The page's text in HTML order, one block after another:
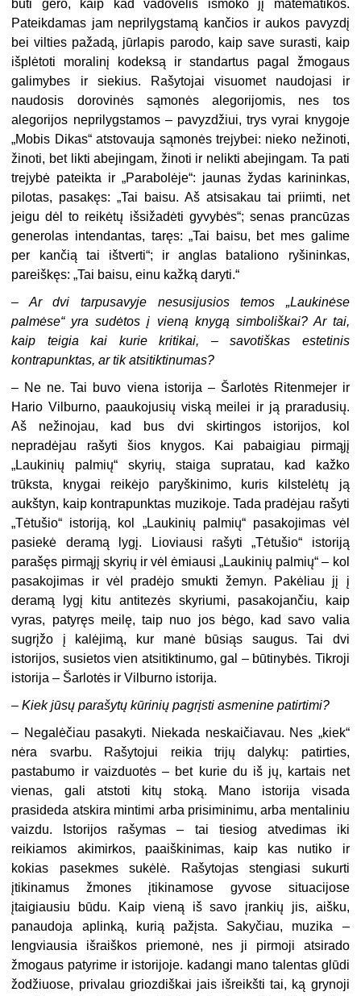
būti gero, kaip kad vadovėlis išmoko jį matematikos.
Pateikdamas jam neprilygstamą kančios ir aukos pavyzdį
bei vilties pažadą, jūrlapis parodo, kaip save surasti, kaip
išplėtoti moralinį kodeksą ir standartus pagal žmogaus
galimybes ir siekius. Rašytojai visuomet naudojasi ir
naudosis dorovinės sąmonės alegorijomis, nes tos
alegorijos neprilygstamos – pavyzdžiui, trys vyrai knygoje
„Mobis Dikas“ atstovauja sąmonės trejybei: nieko nežinoti,
žinoti, bet likti abejingam, žinoti ir nelikti abejingam. Ta pati
trejybė pateikta ir „Parabolėje“: jaunas žydas karininkas,
pilotas, pasakęs: „Tai baisu. Aš atsisakau tai priimti, net
jeigu dėl to reikėtų išsižadėti gyvybės“; senas prancūzas
generolas intendantas, taręs: „Tai baisu, bet mes galime
per kančią tai ištverti“; ir anglas bataliono ryšininkas,
pareiškęs: „Tai baisu, einu kažką daryti.“
–Ar dvi tarpusavyje nesusijusios temos „Laukinėse
palmėse“ yra sudėtos į vieną knygą simboliškai? Ar tai,
kaip teigia kai kurie kritikai, – savotiškas estetinis
kontrapunktas, ar tik atsitiktinumas?
– Ne ne. Tai buvo viena istorija – Šarlotės Ritenmejer ir
Hario Vilburno, paaukojusių viską meilei ir ją praradusių.
Aš nežinojau, kad bus dvi skirtingos istorijos, kol
nepradėjau rašyti šios knygos. Kai pabaigiau pirmąjį
„Laukinių palmių“ skyrių, staiga supratau, kad kažko
trūksta, knygai reikėjo paryškinimo, kuris kilstelėtų ją
aukštyn, kaip kontrapunktas muzikoje. Tada pradėjau rašyti
„Tėtušio“ istoriją, kol „Laukinių palmių“ pasakojimas vėl
pasiekė deramą lygį. Lioviausi rašyti „Tėtušio“ istoriją
parašęs pirmąjį skyrių ir vėl ėmiausi „Laukinių palmių“ – kol
pasakojimas ir vėl pradėjo smukti žemyn. Pakėliau jį į
deramą lygį kitu antitezės skyriumi, pasakojančiu, kaip
vyras, patyręs meilę, taip nuo jos bėgo, kad savo valia
sugrįžo į kalėjimą, kur manė būsiąs saugus. Tai dvi
istorijos, susietos vien atsitiktinumo, gal – būtinybės. Tikroji
istorija – Šarlotės ir Vilburno istorija.
–Kiek jūsų parašytų kūrinių pagrįsti asmenine patirtimi?
– Negalėčiau pasakyti. Niekada neskaičiavau. Nes „kiek“
nėra svarbu. Rašytojui reikia trijų dalykų: patirties,
pastabumo ir vaizduotės – bet kurie du iš jų, kartais net
vienas, gali atstoti kitų stoką. Mano istorija visada
prasideda atskira mintimi arba prisiminimu, arba mentaliniu
vaizdu. Istorijos rašymas – tai tiesiog atvedimas iki
reikiamos akimirkos, paaiškinimas, kaip kas nutiko ir
kokias pasekmes sukėlė. Rašytojas stengiasi sukurti
įtikinamus žmones įtikinamose gyvose situacijose
įtaigiausiu būdu. Kaip vieną iš savo įrankių jis, aišku,
panaudoja aplinką, kurią pažįsta. Sakyčiau, muzika –
lengviausia išraiškos priemonė, nes ji pirmoji atsirado
žmogaus patyrime ir istorijoje. kadangi mano talentas glūdi
žodžiuose, privalau griozdiškai jais išreikšti tai, ką grynoji